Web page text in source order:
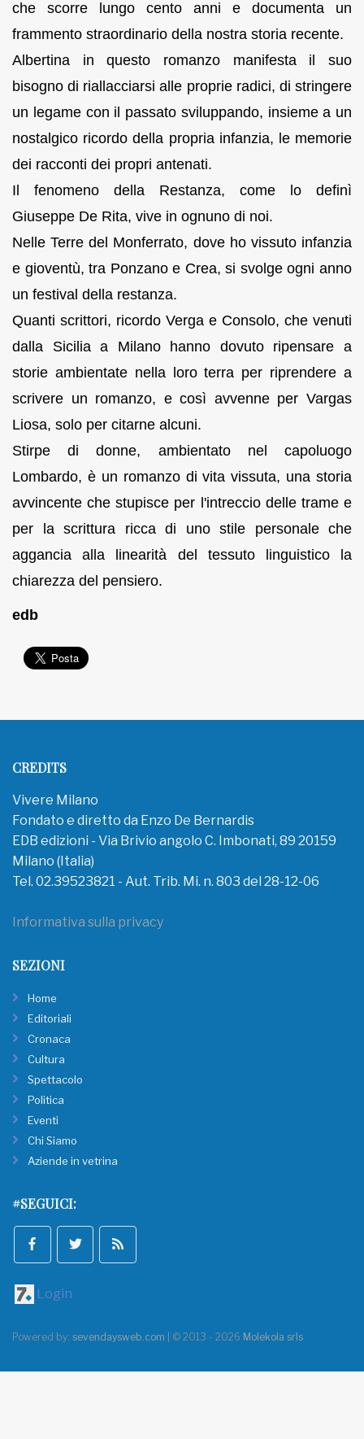
che scorre lungo cento anni e documenta un
frammento straordinario della nostra storia recente.
Albertina in questo romanzo manifesta il suo
bisogno di riallacciarsi alle proprie radici, di stringere
un legame con il passato sviluppando, insieme a un
nostalgico ricordo della propria infanzia, le memorie
dei racconti dei propri antenati.
Il fenomeno della Restanza, come lo definì
Giuseppe De Rita, vive in ognuno di noi.
Nelle Terre del Monferrato, dove ho vissuto infanzia
e gioventù, tra Ponzano e Crea, si svolge ogni anno
un festival della restanza.
Quanti scrittori, ricordo Verga e Consolo, che venuti
dalla Sicilia a Milano hanno dovuto ripensare a
storie ambientate nella loro terra per riprendere a
scrivere un romanzo, e così avvenne per Vargas
Liosa, solo per citarne alcuni.
Stirpe di donne, ambientato nel capoluogo
Lombardo, è un romanzo di vita vissuta, una storia
avvincente che stupisce per l'intreccio delle trame e
per la scrittura ricca di uno stile personale che
aggancia alla linearità del tessuto linguistico la
chiarezza del pensiero.
edb
CREDITS
Vivere Milano
Fondato e diretto da Enzo De Bernardis
EDB edizioni - Via Brivio angolo C. Imbonati, 89 20159
Milano (Italia)
Tel. 02.39523821 - Aut. Trib. Mi. n. 803 del 28-12-06
Informativa sulla privacy
SEZIONI
Home
Editoriali
Cronaca
Cultura
Spettacolo
Politica
Eventi
Chi Siamo
Aziende in vetrina
#SEGUICI:
Login
Powered by: sevendaysweb.com | © 2013 - 2026 Molekola srls